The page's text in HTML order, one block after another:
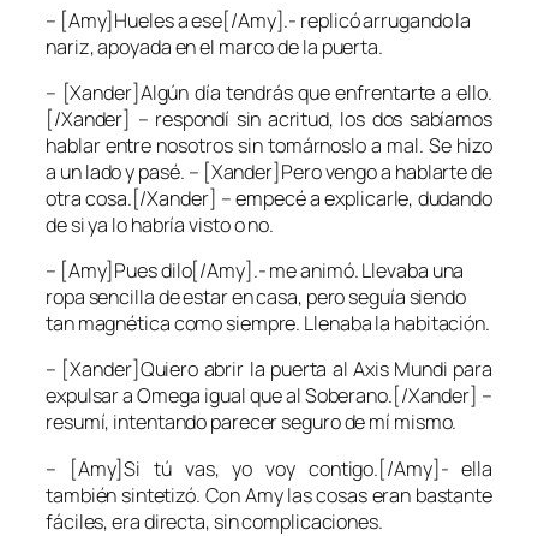
– [Amy]Hueles a ese[/Amy].- replicó arrugando la
nariz, apoyada en el marco de la puerta.
– [Xander]Algún día tendrás que enfrentarte a ello.
[/Xander] – respondí sin acritud, los dos sabíamos
hablar entre nosotros sin tomárnoslo a mal. Se hizo
a un lado y pasé. – [Xander]Pero vengo a hablarte de
otra cosa.[/Xander] – empecé a explicarle, dudando
de si ya lo habría visto o no.
– [Amy]Pues dilo[/Amy].- me animó. Llevaba una
ropa sencilla de estar en casa, pero seguía siendo
tan magnética como siempre. Llenaba la habitación.
– [Xander]Quiero abrir la puerta al Axis Mundi para
expulsar a Omega igual que al Soberano.[/Xander] –
resumí, intentando parecer seguro de mí mismo.
– [Amy]Si tú vas, yo voy contigo.[/Amy]- ella
también sintetizó. Con Amy las cosas eran bastante
fáciles, era directa, sin complicaciones.